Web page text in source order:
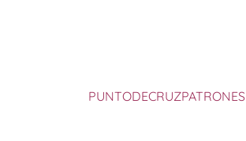
PUNTODECRUZPATRONES